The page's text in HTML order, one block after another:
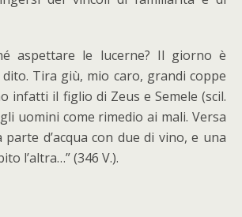
aspettare le lucerne? Il giorno è
Tira giù, mio caro, grandi coppe
infatti il figlio di Zeus e Semele (scil.
uomini come rimedio ai mali. Versa
parte d’acqua con due di vino, e una
l’altra…” (346 V.).